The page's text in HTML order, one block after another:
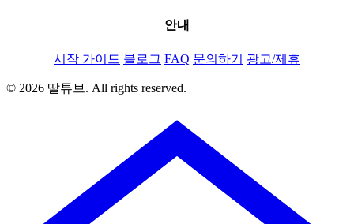
안내
시작 가이드 블로그 FAQ 문의하기 광고/제휴
© 2026 딸튜브. All rights reserved.